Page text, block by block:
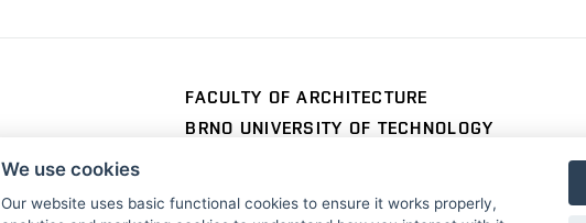
technické
v
FACULTY OF ARCHITECTURE
BRNO UNIVERSITY OF TECHNOLOGY
info@fa.vutbr.cz
We use cookies
Our website uses basic functional cookies to ensure it works properly,